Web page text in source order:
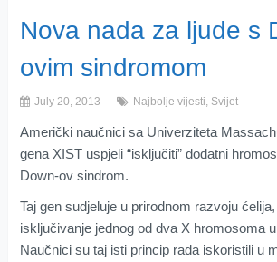
Nova nada za ljude s
ovim sindromom
July 20, 2013 Najbolje vijesti, Svijet
Američki naučnici sa Univerziteta
gena XIST uspjeli “isključiti” dodatni
Down-ov sindrom.
Taj gen sudjeluje u prirodnom razvoju
isključivanje jednog od dva X hromosoma
Naučnici su taj isti princip rada iskoristili u